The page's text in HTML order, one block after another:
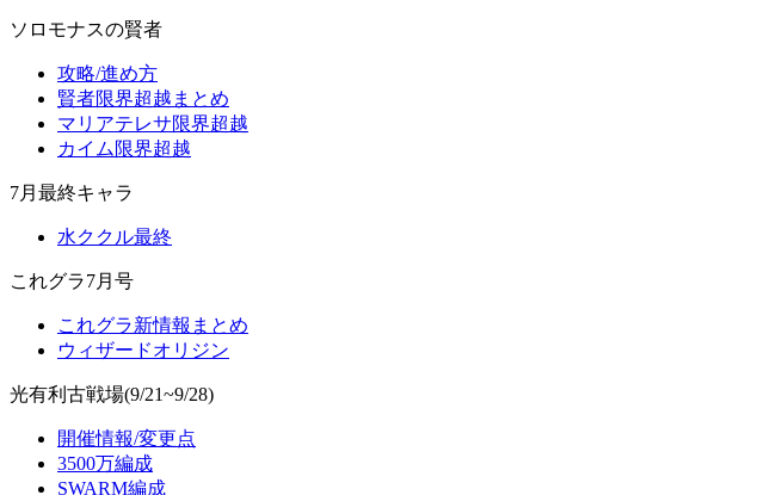
ソロモナスの賢者
攻略/進め方
賢者限界超越まとめ
マリアテレサ限界超越
カイム限界超越
7月最終キャラ
水ククル最終
これグラ7月号
これグラ新情報まとめ
ウィザードオリジン
光有利古戦場(9/21~9/28)
開催情報/変更点
3500万編成
SWARM編成